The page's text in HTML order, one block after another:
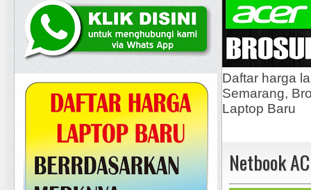
Daftar harga
Semarang,
Laptop Baru
Netbook